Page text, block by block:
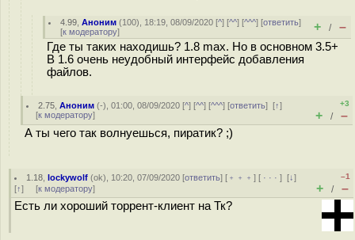
4.99 ,Аноним (100), 18:19, 08/09/2020 [^] [^^] [^^^] [ответить]
[к модератору] + / –
Где ты таких находишь? 1.8 max. Но в основном 3.5+
В 1.6 очень неудобный интерфейс добавления
файлов.
2.75 ,Аноним (-), 01:00, 08/09/2020 [^] [^^] [^^^] [ответить][↑]
[к модератору]
+3
+ / –
А ты чего так волнуешься, пиратик? ;)
1.18 ,lockywolf (ok), 10:20, 07/09/2020 [ответить] [ ﹢﹢﹢] [ · · ·][↓]
[↑] [к модератору]
–1
+ / –
Есть ли хороший торрент-клиент на Тк?